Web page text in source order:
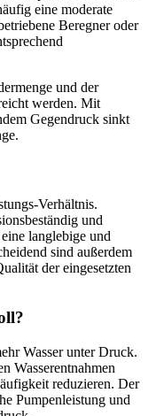
eine moderate
Beregner oder
und der
werden. Mit
Gegendruck sinkt
Verhältnis.
und
langlebige und
sind außerdem
der eingesetzten
Wasser unter Druck.
Wasserentnahmen
reduzieren. Der
Pumpenleistung und